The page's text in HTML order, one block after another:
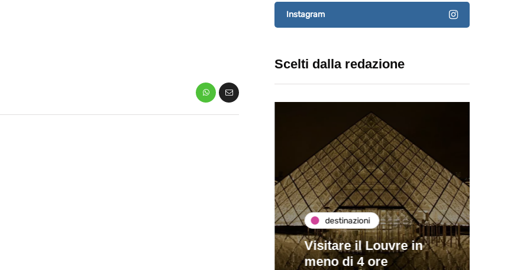
Instagram
Scelti dalla redazione
destinazioni
Visitare il Louvre in
meno di 4 ore